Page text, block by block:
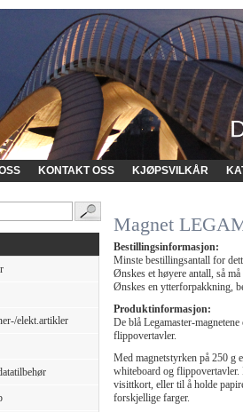
KONTAKT OSS KJØPSVILKÅR
elekt.artikler
Magnet
Bestillingsinformasjon:
Minste bestillingsantall for
Ønskes et høyere antall, så
Ønskes en ytterforpakkning,
Produktinformasjon:
De blå Legamaster-
flippovertavler.
Med magnetstyrken på 250 g
whiteboard og flippovertavler.
visittkort, eller til å holde
forskjellige farger.